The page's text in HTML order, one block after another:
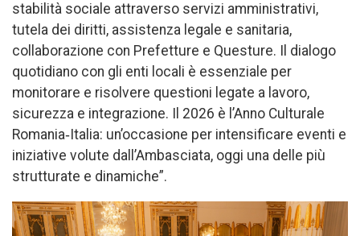
stabilità sociale attraverso servizi amministrativi,
tutela dei diritti, assistenza legale e sanitaria,
collaborazione con Prefetture e Questure. Il dialogo
quotidiano con gli enti locali è essenziale per
monitorare e risolvere questioni legate a lavoro,
sicurezza e integrazione. Il 2026 è l’Anno Culturale
Romania‑Italia: un’occasione per intensificare eventi e
iniziative volute dall’Ambasciata, oggi una delle più
strutturate e dinamiche”.